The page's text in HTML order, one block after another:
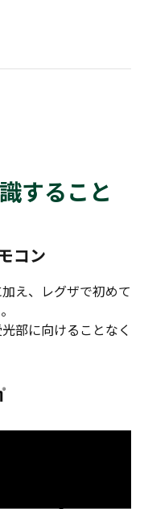
すること
コン
え、レグザで初めて
部に向けることなく